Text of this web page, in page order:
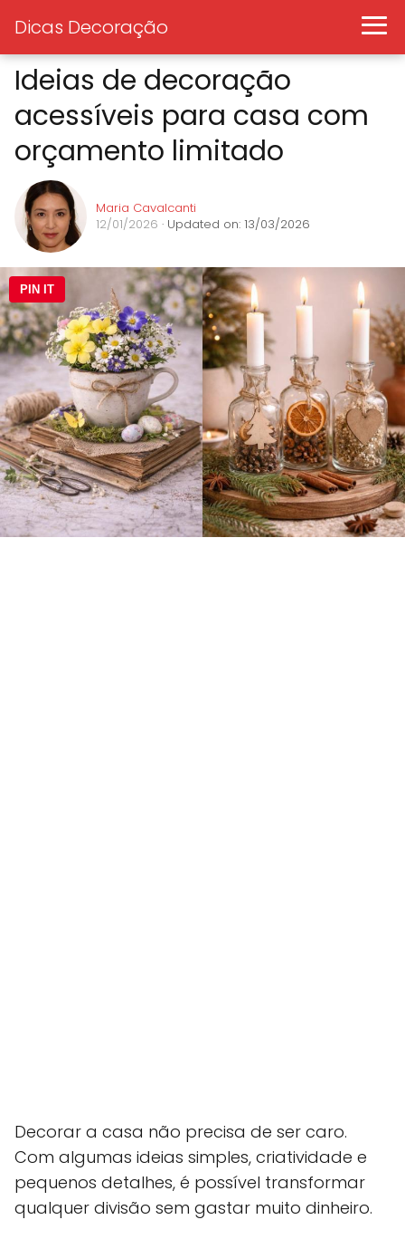
Dicas Decoração
Ideias de decoração
acessíveis para casa com
orçamento limitado
Maria Cavalcanti
12/01/2026 · Updated on: 13/03/2026
PIN IT
Decorar a casa não precisa de ser caro.
Com algumas ideias simples, criatividade e
pequenos detalhes, é possível transformar
qualquer divisão sem gastar muito dinheiro.